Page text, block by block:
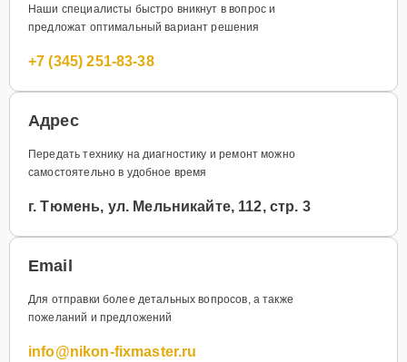
Наши специалисты быстро вникнут в вопрос и
предложат оптимальный вариант решения
+7 (345) 251-83-38
Адрес
Передать технику на диагностику и ремонт можно
самостоятельно в удобное время
г. Тюмень, ул. Мельникайте, 112, стр. 3
Email
Для отправки более детальных вопросов, а также
пожеланий и предложений
info@nikon-fixmaster.ru